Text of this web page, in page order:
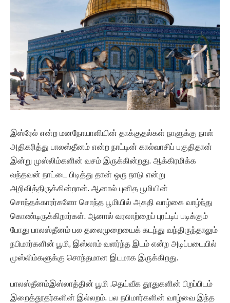
இஸ்ரேல் என்ற மனநோயாளியின் தாக்குதல்கள் நாளுக்கு நாள்
அதிகரித்து பாலஸ்தீனம் என்ற நாட்டின் கால்வாசிப் பகுதிதான்
இன்று முஸ்லிம்களின் வசம் இருக்கின்றது. ஆக்கிரமிக்க
வந்தவன் நாட்டை பிடித்து தான் ஒரு நாடு என்று
அறிவித்திருக்கின்றான். ஆனால் புனித பூமியின்
சொந்தக்காரர்களோ சொந்த பூமியில் அகதி வாழ்கை வாழ்ந்து
கொண்டிருக்கிறார்கள். ஆனால் வரலாற்றைப் புரட்டிப் படிக்கும்
போது பாலஸ்தீனம் பல தலைமுறையைக் கடந்து வந்திருந்தாலும்
நபிமார்களின் பூமி, இஸ்லாம் வளர்ந்த இடம் என்ற அடிப்படையில்
முஸ்லிம்களுக்கு சொந்தமான இடமாக இருக்கிறது.
பாலஸ்தீனம்இஸ்லாத்தின் பூமி .தெய்வீக தூதுகளின் பிறப்பிடம்
இறைத்தூதர்களின் இல்லறம். பல நபிமார்களின் வாழ்வை இந்த